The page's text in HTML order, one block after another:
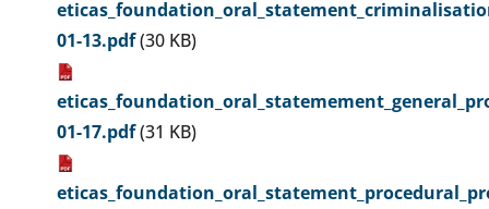
01-13.pdf(30 KB)
01-17.pdf(31 KB)